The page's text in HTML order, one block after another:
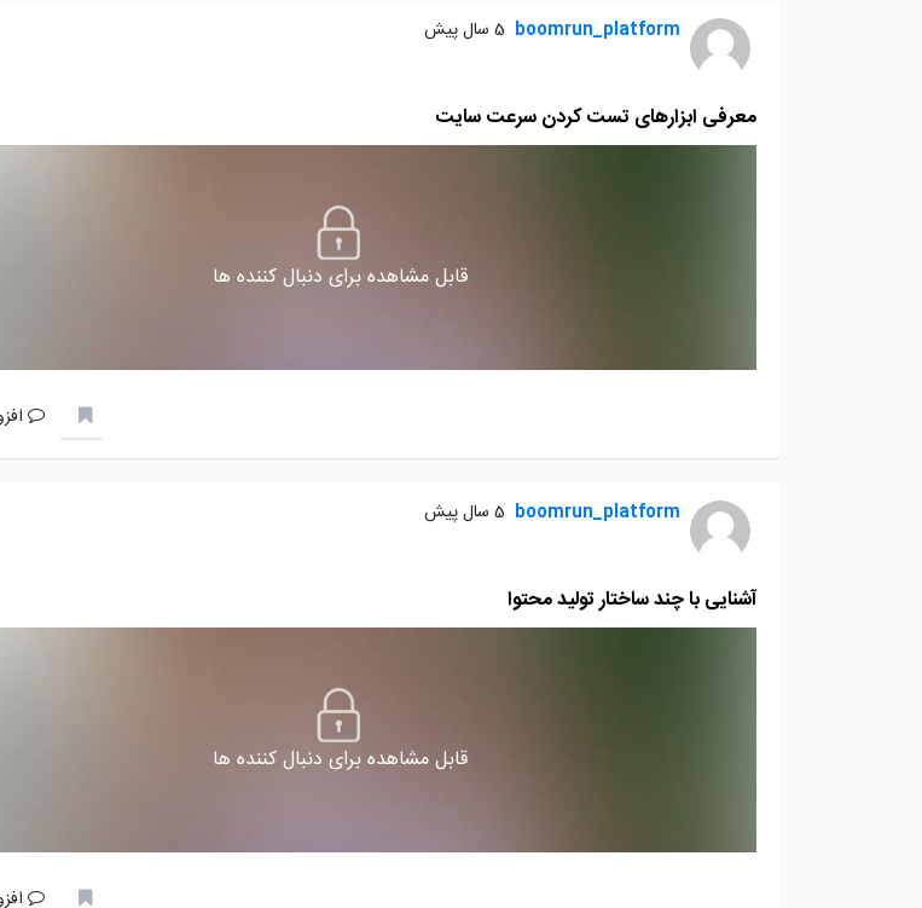
boomrun_platform 5 سال پیش
معرفی ابزارهای تست کردن سرعت سایت
قابل مشاهده برای دنبال کننده ها
boomrun_platform 5 سال پیش
آشنایی با چند ساختار تولید محتوا
قابل مشاهده برای دنبال کننده ها